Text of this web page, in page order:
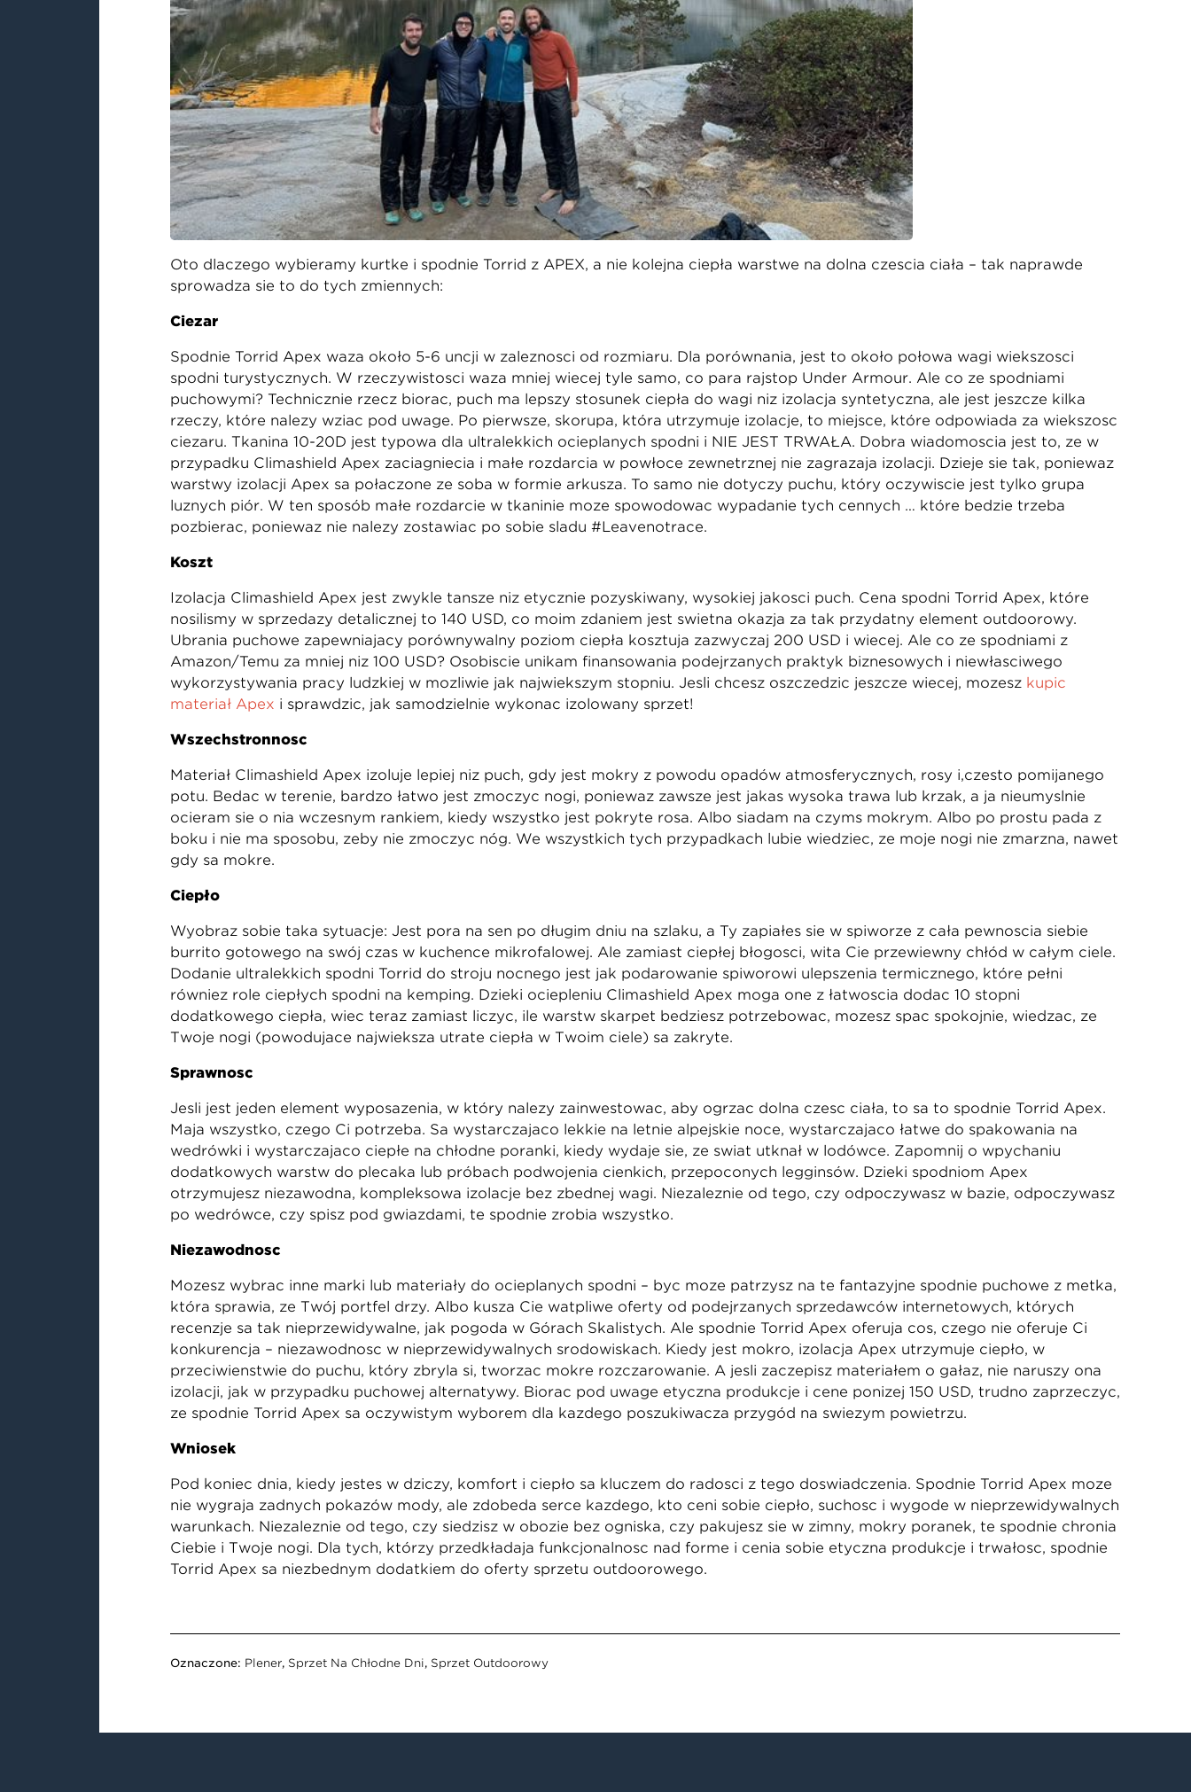
Oto dlaczego wybieramy kurtkę i spodnie Torrid z APEX, a nie kolejną ciepłą warstwę na dolną częścią ciała – tak naprawdę
sprowadza się to do tych zmiennych:
Ciężar
Spodnie Torrid Apex ważą około 5-6 uncji w zależności od rozmiaru. Dla porównania, jest to około połowa wagi większości
spodni turystycznych. W rzeczywistości ważą mniej więcej tyle samo, co para rajstop Under Armour. Ale co ze spodniami
puchowymi? Technicznie rzecz biorąc, puch ma lepszy stosunek ciepła do wagi niż izolacja syntetyczna, ale jest jeszcze kilka
rzeczy, które należy wziąć pod uwagę. Po pierwsze, skorupa, która utrzymuje izolację, to miejsce, które odpowiada za większość
ciężaru. Tkanina 10-20D jest typowa dla ultralekkich ocieplanych spodni i NIE JEST TRWAŁA. Dobrą wiadomością jest to, że w
przypadku Climashield Apex zaciągnięcia i małe rozdarcia w powłoce zewnętrznej nie zagrażają izolacji. Dzieje się tak, ponieważ
warstwy izolacji Apex są połączone ze sobą w formie arkusza. To samo nie dotyczy puchu, który oczywiście jest tylko grupą
luźnych piór. W ten sposób małe rozdarcie w tkaninie może spowodować wypadanie tych cennych … które będzie trzeba
pozbierać, ponieważ nie należy zostawiać po sobie śladu #Leavenotrace.
Koszt
Izolacja Climashield Apex jest zwykle tańsze niż etycznie pozyskiwany, wysokiej jakości puch. Cena spodni Torrid Apex, które
nosiliśmy w sprzedaży detalicznej to 140 USD, co moim zdaniem jest świetną okazją za tak przydatny element outdoorowy.
Ubrania puchowe zapewniający porównywalny poziom ciepła kosztują zazwyczaj 200 USD i więcej. Ale co ze spodniami z
Amazon/Temu za mniej niż 100 USD? Osobiście unikam finansowania podejrzanych praktyk biznesowych i niewłaściwego
wykorzystywania pracy ludzkiej w możliwie jak największym stopniu. Jeśli chcesz oszczędzić jeszcze więcej, możesz kupić
materiał Apex i sprawdzić, jak samodzielnie wykonać izolowany sprzęt!
Wszechstronność
Materiał Climashield Apex izoluje lepiej niż puch, gdy jest mokry z powodu opadów atmosferycznych, rosy i,często pomijanego
potu. Będąc w terenie, bardzo łatwo jest zmoczyć nogi, ponieważ zawsze jest jakaś wysoka trawa lub krzak, a ja nieumyślnie
ocieram się o nią wczesnym rankiem, kiedy wszystko jest pokryte rosą. Albo siadam na czymś mokrym. Albo po prostu pada z
boku i nie ma sposobu, żeby nie zmoczyć nóg. We wszystkich tych przypadkach lubię wiedzieć, że moje nogi nie zmarzną, nawet
gdy są mokre.
Ciepło
Wyobraź sobie taką sytuację: Jest pora na sen po długim dniu na szlaku, a Ty zapiąłeś się w śpiworze z całą pewnością siebie
burrito gotowego na swój czas w kuchence mikrofalowej. Ale zamiast ciepłej błogości, wita Cię przewiewny chłód w całym ciele.
Dodanie ultralekkich spodni Torrid do stroju nocnego jest jak podarowanie śpiworowi ulepszenia termicznego, które pełni
również rolę ciepłych spodni na kemping. Dzięki ociepleniu Climashield Apex mogą one z łatwością dodać 10 stopni
dodatkowego ciepła, więc teraz zamiast liczyć, ile warstw skarpet będziesz potrzebować, możesz spać spokojnie, wiedząc, że
Twoje nogi (powodujące największą utratę ciepła w Twoim ciele) są zakryte.
Sprawność
Jeśli jest jeden element wyposażenia, w który należy zainwestować, aby ogrzać dolną część ciała, to są to spodnie Torrid Apex.
Mają wszystko, czego Ci potrzeba. Są wystarczająco lekkie na letnie alpejskie noce, wystarczająco łatwe do spakowania na
wędrówki i wystarczająco ciepłe na chłodne poranki, kiedy wydaje się, że świat utknął w lodówce. Zapomnij o wpychaniu
dodatkowych warstw do plecaka lub próbach podwojenia cienkich, przepoconych legginsów. Dzięki spodniom Apex
otrzymujesz niezawodną, kompleksową izolację bez zbędnej wagi. Niezależnie od tego, czy odpoczywasz w bazie, odpoczywasz
po wędrówce, czy śpisz pod gwiazdami, te spodnie zrobią wszystko.
Niezawodność
Możesz wybrać inne marki lub materiały do ocieplanych spodni – być może patrzysz na te fantazyjne spodnie puchowe z metką,
która sprawia, że Twój portfel drży. Albo kuszą Cię wątpliwe oferty od podejrzanych sprzedawców internetowych, których
recenzje są tak nieprzewidywalne, jak pogoda w Górach Skalistych. Ale spodnie Torrid Apex oferują coś, czego nie oferuje Ci
konkurencja – niezawodność w nieprzewidywalnych środowiskach. Kiedy jest mokro, izolacja Apex utrzymuje ciepło, w
przeciwieństwie do puchu, który zbryla si, tworząc mokre rozczarowanie. A jeśli zaczepisz materiałem o gałąź, nie naruszy ona
izolacji, jak w przypadku puchowej alternatywy. Biorąc pod uwagę etyczną produkcję i cenę poniżej 150 USD, trudno zaprzeczyć,
że spodnie Torrid Apex są oczywistym wyborem dla każdego poszukiwacza przygód na świeżym powietrzu.
Wniosek
Pod koniec dnia, kiedy jesteś w dziczy, komfort i ciepło są kluczem do radości z tego doświadczenia. Spodnie Torrid Apex może
nie wygrają żadnych pokazów mody, ale zdobędą serce każdego, kto ceni sobie ciepło, suchość i wygodę w nieprzewidywalnych
warunkach. Niezależnie od tego, czy siedzisz w obozie bez ogniska, czy pakujesz się w zimny, mokry poranek, te spodnie chronią
Ciebie i Twoje nogi. Dla tych, którzy przedkładają funkcjonalność nad formę i cenią sobie etyczną produkcję i trwałość, spodnie
Torrid Apex są niezbędnym dodatkiem do oferty sprzętu outdoorowego.
Oznaczone: Plener, Sprzęt Na Chłodne Dni, Sprzęt Outdoorowy